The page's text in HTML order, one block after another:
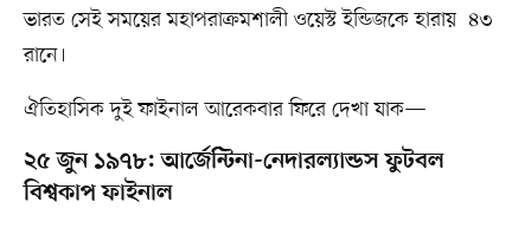
ভারত সেই সময়ের মহাপরাক্রমশালী ওয়েস্ট ইন্ডিজকে হারায় ৪৩
রানে।
ঐতিহাসিক দুই ফাইনাল আরেকবার ফিরে দেখা যাক—
২৫ জুন ১৯৭৮: আর্জেন্টিনা-নেদারল্যান্ডস ফুটবল
বিশ্বকাপ ফাইনাল